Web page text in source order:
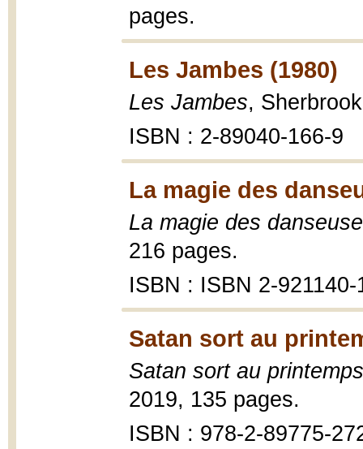
pages.
Les Jambes (1980)
Les Jambes,
ISBN : 2-89040-166-9
La magie des
La magie des
216 pages.
ISBN : ISBN 2-921140-
Satan sort au
Satan sort au printemps
2019, 135 pages.
ISBN : 978-2-89775-